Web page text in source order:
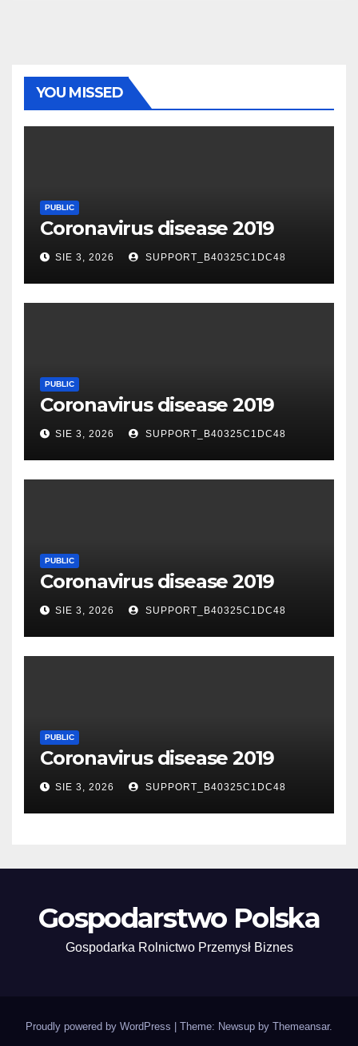
YOU MISSED
PUBLIC
Coronavirus disease 2019
SIE 3, 2026 SUPPORT_B40325C1DC48
PUBLIC
Coronavirus disease 2019
SIE 3, 2026 SUPPORT_B40325C1DC48
PUBLIC
Coronavirus disease 2019
SIE 3, 2026 SUPPORT_B40325C1DC48
PUBLIC
Coronavirus disease 2019
SIE 3, 2026 SUPPORT_B40325C1DC48
Gospodarstwo Polska
Gospodarka Rolnictwo Przemysł Biznes
Proudly powered by WordPress Theme: Newsup by Themeansar.